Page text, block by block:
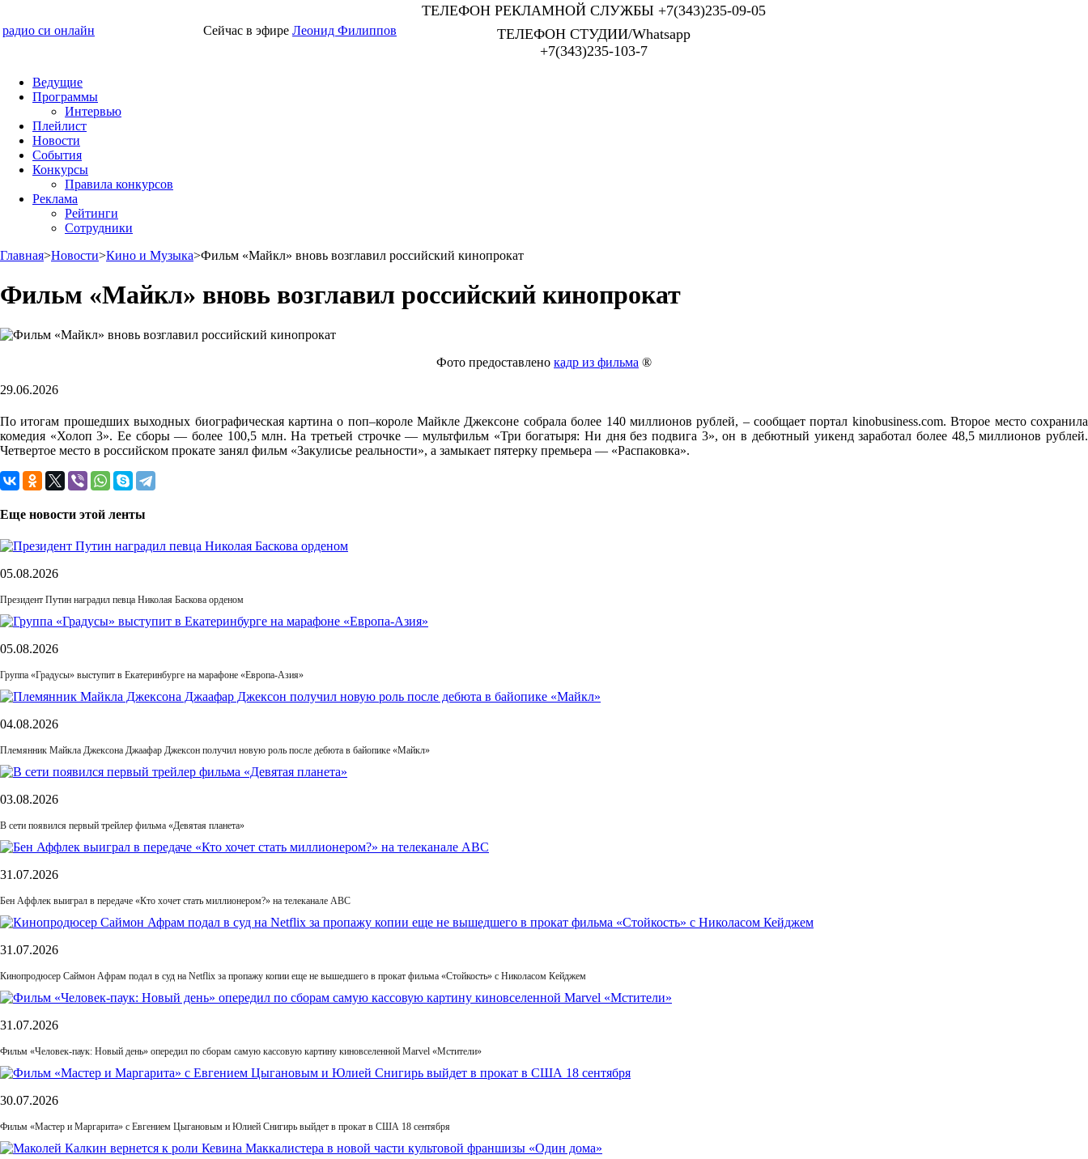
радио си онлайн Сейчас в эфире Леонид Филиппов
ТЕЛЕФОН РЕКЛАМНОЙ СЛУЖБЫ +7(343)235-09-05
ТЕЛЕФОН СТУДИИ/Whatsapp
+7(343)235-103-7
Ведущие
Программы
Интервью
Плейлист
Новости
События
Конкурсы
Правила конкурсов
Реклама
Рейтинги
Сотрудники
Главная>Новости>Кино и Музыка>Фильм «Майкл» вновь возглавил российский кинопрокат
Фильм «Майкл» вновь возглавил российский кинопрокат
Фото предоставлено кадр из фильма ®
29.06.2026
По итогам прошедших выходных биографическая картина о поп–короле Майкле Джексоне собрала более 140 миллионов рублей, – сообщает портал kinobusiness.com. Второе место сохранила
комедия «Холоп 3». Ее сборы — более 100,5 млн. На третьей строчке — мультфильм «Три богатыря: Ни дня без подвига 3», он в дебютный уикенд заработал более 48,5 миллионов рублей.
Четвертое место в российском прокате занял фильм «Закулисье реальности», а замыкает пятерку премьера — «Распаковка».
Еще новости этой ленты
05.08.2026
Президент Путин наградил певца Николая Баскова орденом
05.08.2026
Группа «Градусы» выступит в Екатеринбурге на марафоне «Европа-Азия»
04.08.2026
Племянник Майкла Джексона Джаафар Джексон получил новую роль после дебюта в байопике «Майкл»
03.08.2026
В сети появился первый трейлер фильма «Девятая планета»
31.07.2026
Бен Аффлек выиграл в передаче «Кто хочет стать миллионером?» на телеканале ABC
31.07.2026
Кинопродюсер Саймон Афрам подал в суд на Netflix за пропажу копии еще не вышедшего в прокат фильма «Стойкость» с Николасом Кейджем
31.07.2026
Фильм «Человек-паук: Новый день» опередил по сборам самую кассовую картину киновселенной Marvel «Мстители»
30.07.2026
Фильм «Мастер и Маргарита» с Евгением Цыгановым и Юлией Снигирь выйдет в прокат в США 18 сентября